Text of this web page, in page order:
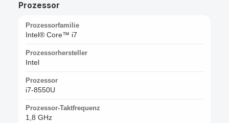
Prozessor
Prozessorfamilie
Intel® Core™ i7
Prozessorhersteller
Intel
Prozessor
i7-8550U
Prozessor-Taktfrequenz
1,8 GHz